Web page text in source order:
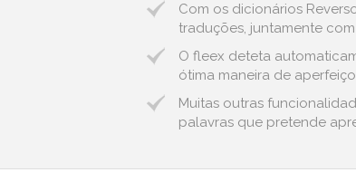
Com os dicionários
traduções, juntamente
O fleex deteta
ótima maneira de
Muitas outras
palavras que pretende